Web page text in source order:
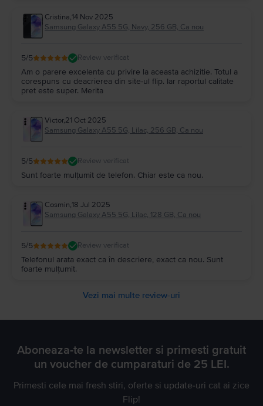
Cristina,14 Nov 2025
Samsung Galaxy A55 5G, Navy, 256 GB, Ca nou
5/5 Review verificat
Am o parere excelenta cu privire la aceasta achizitie. Totul a
corespuns cu deacrierea din site-ul flip. Iar raportul calitate
pret este super. Merita
Victor,21 Oct 2025
Samsung Galaxy A55 5G, Lilac, 256 GB, Ca nou
5/5 Review verificat
Sunt foarte mulțumit de telefon. Chiar este ca nou.
Cosmin,18 Jul 2025
Samsung Galaxy A55 5G, Lilac, 128 GB, Ca nou
5/5 Review verificat
Telefonul arata exact ca în descriere, exact ca nou. Sunt
foarte mulțumit.
Vezi mai multe review-uri
Aboneaza-te la newsletter si primesti gratuit
un voucher de cumparaturi de 25 LEI.
Primesti cele mai fresh stiri, oferte si update-uri cat ai zice
Flip!